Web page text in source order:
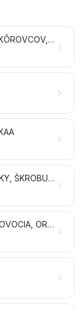
PRÍPRAVKY Z MÄSA, RÝB, KÔROVCOV, MÄKKÝŠOV ALEBO OSTATNÝCH VODNÝCH BEZSTAVOVCOV ALEBO HMYZU
PRÍPRAVKY Z OBILNÍN, MÚKY, ŠKROBU ALEBO MLIEKA; CUKRÁRSKE VÝROBKY
PRÍPRAVKY ZO ZELENINY, OVOCIA, ORECHOV ALEBO OSTATNÝCH ČASTÍ RASTLÍN